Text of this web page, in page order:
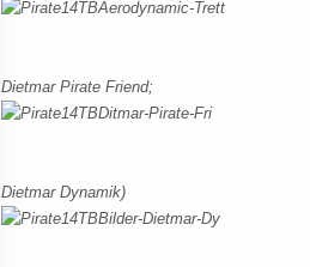
Dietmar Pirate Friend;
Dietmar Dynamik)